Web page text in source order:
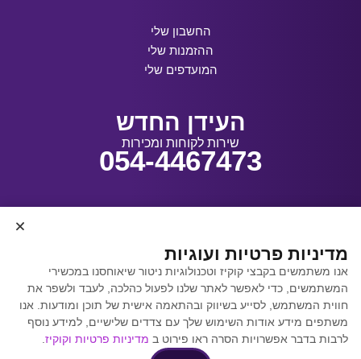
החשבון שלי
ההזמנות שלי
המועדפים שלי
העידן החדש
שירות לקוחות ומכירות
054-4467473
קידום אתרים באמצעות
Y.Y. Digital
מדיניות פרטיות ועוגיות
אנו משתמשים בקבצי קוקיז וטכנולוגיות ניטור שיאוחסנו במכשירי
המשתמשים, כדי לאפשר לאתר שלנו לפעול כהלכה, לעבד ולשפר את
חווית המשתמש, לסייע בשיווק ובהתאמה אישית של תוכן ומודעות. אנו
משתפים מידע אודות השימוש שלך עם צדדים שלישיים, למידע נוסף
לרבות בדבר אפשרויות הסרה ראו פירוט ב מדיניות פרטיות וקוקיז